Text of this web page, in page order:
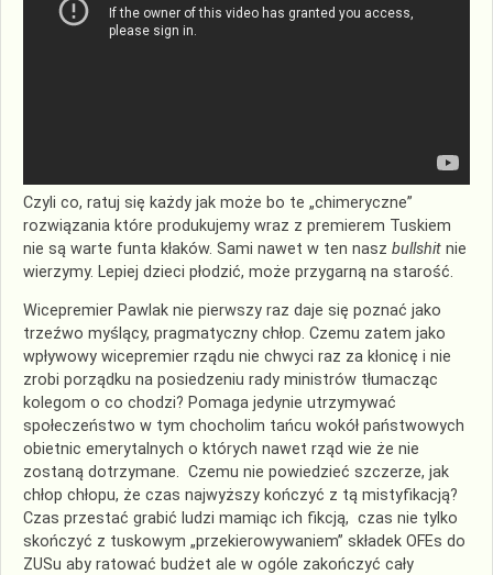
Czyli co, ratuj się każdy jak może bo te „chimeryczne”
rozwiązania które produkujemy wraz z premierem Tuskiem
nie są warte funta kłaków. Sami nawet w ten nasz bullshit nie
wierzymy. Lepiej dzieci płodzić, może przygarną na starość.
Wicepremier Pawlak nie pierwszy raz daje się poznać jako
trzeźwo myślący, pragmatyczny chłop. Czemu zatem jako
wpływowy wicepremier rządu nie chwyci raz za kłonicę i nie
zrobi porządku na posiedzeniu rady ministrów tłumacząc
kolegom o co chodzi? Pomaga jedynie utrzymywać
społeczeństwo w tym chocholim tańcu wokół państwowych
obietnic emerytalnych o których nawet rząd wie że nie
zostaną dotrzymane. Czemu nie powiedzieć szczerze, jak
chłop chłopu, że czas najwyższy kończyć z tą mistyfikacją?
Czas przestać grabić ludzi mamiąc ich fikcją, czas nie tylko
skończyć z tuskowym „przekierowywaniem” składek OFEs do
ZUSu aby ratować budżet ale w ogóle zakończyć cały